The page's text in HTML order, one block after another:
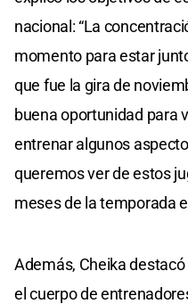
nacional: “La
momento para estar
que fue la gira de
buena oportunidad para
entrenar algunos
queremos ver de estos
meses de la temporada
Además, Cheika
el cuerpo de